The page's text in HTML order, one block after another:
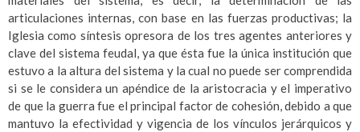
articulaciones internas, con base en las fuerzas productivas; la
Iglesia como síntesis opresora de los tres agentes anteriores y
clave del sistema feudal, ya que ésta fue la única institución que
estuvo a la altura del sistema y la cual no puede ser comprendida
si se le considera un apéndice de la aristocracia y el imperativo
de que la guerra fue el principal factor de cohesión, debido a que
mantuvo la efectividad y vigencia de los vínculos jerárquicos y